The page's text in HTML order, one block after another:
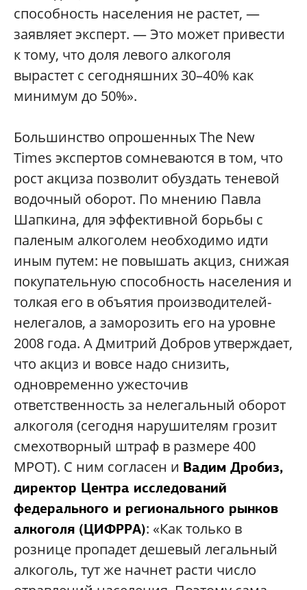
способность населения не растет, —
заявляет эксперт. — Это может привести
к тому, что доля левого алкоголя
вырастет с сегодняшних 30–40% как
минимум до 50%».
Большинство опрошенных The New
Times экспертов сомневаются в том, что
рост акциза позволит обуздать теневой
водочный оборот. По мнению Павла
Шапкина, для эффективной борьбы с
паленым алкоголем необходимо идти
иным путем: не повышать акциз, снижая
покупательную способность населения и
толкая его в объятия производителей-
нелегалов, а заморозить его на уровне
2008 года. А Дмитрий Добров утверждает,
что акциз и вовсе надо снизить,
одновременно ужесточив
ответственность за нелегальный оборот
алкоголя (сегодня нарушителям грозит
смехотворный штраф в размере 400
МРОТ). С ним согласен и Вадим Дробиз,
директор Центра исследований
федерального и регионального рынков
алкоголя (ЦИФРРА): «Как только в
рознице пропадет дешевый легальный
алкоголь, тут же начнет расти число